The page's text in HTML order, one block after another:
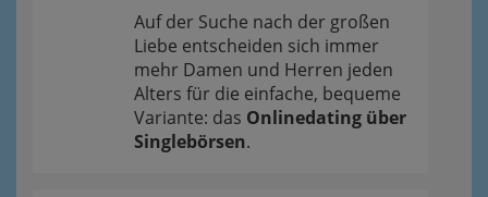
Auf der Suche nach der großen
Liebe entscheiden sich immer
mehr Damen und Herren jeden
Alters für die einfache, bequeme
Variante: das Onlinedating über
Singlebörsen.